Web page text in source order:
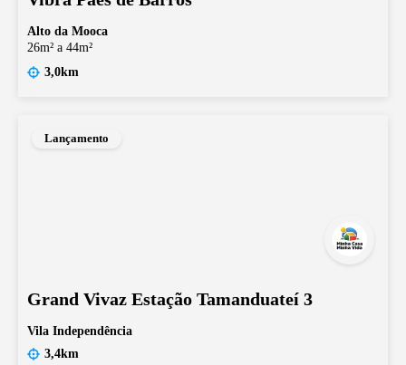
Alto da Mooca
26m² a 44m²
3,0km
Lançamento
Grand Vivaz Estação Tamanduateí 3
Vila Independência
3,4km